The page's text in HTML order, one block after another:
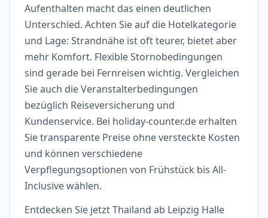
Aufenthalten macht das einen deutlichen
Unterschied. Achten Sie auf die Hotelkategorie
und Lage: Strandnähe ist oft teurer, bietet aber
mehr Komfort. Flexible Stornobedingungen
sind gerade bei Fernreisen wichtig. Vergleichen
Sie auch die Veranstalterbedingungen
bezüglich Reiseversicherung und
Kundenservice. Bei holiday-counter.de erhalten
Sie transparente Preise ohne versteckte Kosten
und können verschiedene
Verpflegungsoptionen von Frühstück bis All-
Inclusive wählen.
Entdecken Sie jetzt Thailand ab Leipzig Halle